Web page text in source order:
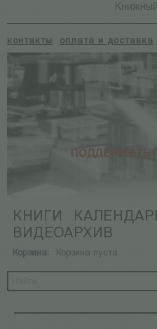
контакты оплата и доставка
КНИГИ
ВИДЕОАРХИВ
Корзина: Корзина пуста